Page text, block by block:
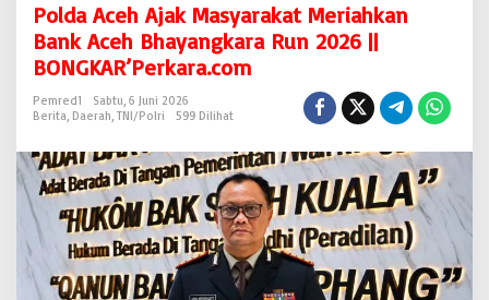
l
d
a
A
c
e
A
j
a
k
M
a
s
y
Polda Aceh Ajak Masyarakat Meriahkan
Bank Aceh Bhayangkara Run 2026 ||
BONGKAR’Perkara.com
Pemred1
Sabtu, 6 Juni 2026
Berita, Daerah, TNI/Polri 599 Dilihat